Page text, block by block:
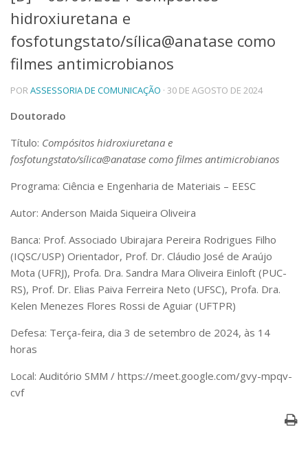
Telefones e Mapas
Pessoas
Ensino
Graduação
Educação a distância
Cursos de Extensão
Linhas de Pesquisa
Centros, Núcleos e Projetos em Rede
Pós-doutorado
Iniciação Científica
Transferência de Tecnologia
Extensão à Comunidade
Projetos, Programas e Cursos
Artes, Cultura e Esportes
Museus e Espaços Interativos
Bibliotecas
RH, Administrativo e Financeiro
hidroxiuretana e
fosfotungstato/sílica@anatase como
filmes antimicrobianos
PORASSESSORIA DE COMUNICAÇÃO · 30 DE AGOSTO DE 2024
Doutorado
Título: Compósitos hidroxiuretana e
fosfotungstato/sílica@anatase como filmes antimicrobianos
Programa: Ciência e Engenharia de Materiais – EESC
Autor: Anderson Maida Siqueira Oliveira
Banca: Prof. Associado Ubirajara Pereira Rodrigues Filho
(IQSC/USP) Orientador, Prof. Dr. Cláudio José de Araújo
Mota (UFRJ), Profa. Dra. Sandra Mara Oliveira Einloft (PUC-
RS), Prof. Dr. Elias Paiva Ferreira Neto (UFSC), Profa. Dra.
Kelen Menezes Flores Rossi de Aguiar (UFTPR)
Defesa: Terça-feira, dia 3 de setembro de 2024, às 14
horas
Local: Auditório SMM / https://meet.google.com/gvy-mpqv-
cvf